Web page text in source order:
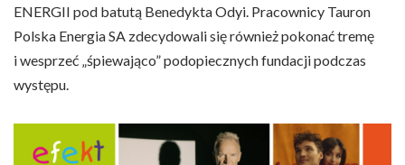
ENERGII pod batutą Benedykta Odyi. Pracownicy Tauron
Polska Energia SA zdecydowali się również pokonać tremę
i wesprzeć „śpiewająco” podopiecznych fundacji podczas
występu.